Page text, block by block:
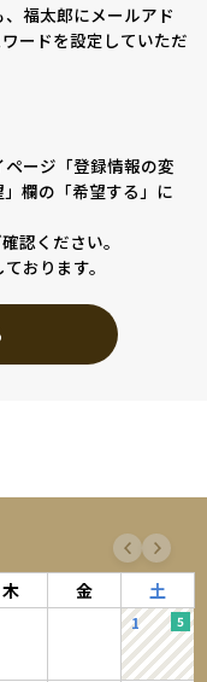
福太郎にメールアド
ードを設定していただ
ージ「登録情報の変
欄の「希望する」に
認ください。
おります。
木 金 土
1